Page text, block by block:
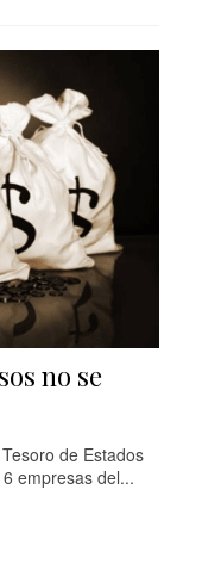
no se
de Estados
empresas del...